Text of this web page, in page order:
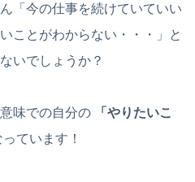
「今の仕事を続けていていい
ことがわからない・・・」と
いでしょうか？
味での自分の
「やりたいこ
ています！